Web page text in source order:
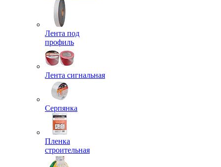
Лента под
профиль
Лента сигнальная
Серпянка
Пленка
строительная